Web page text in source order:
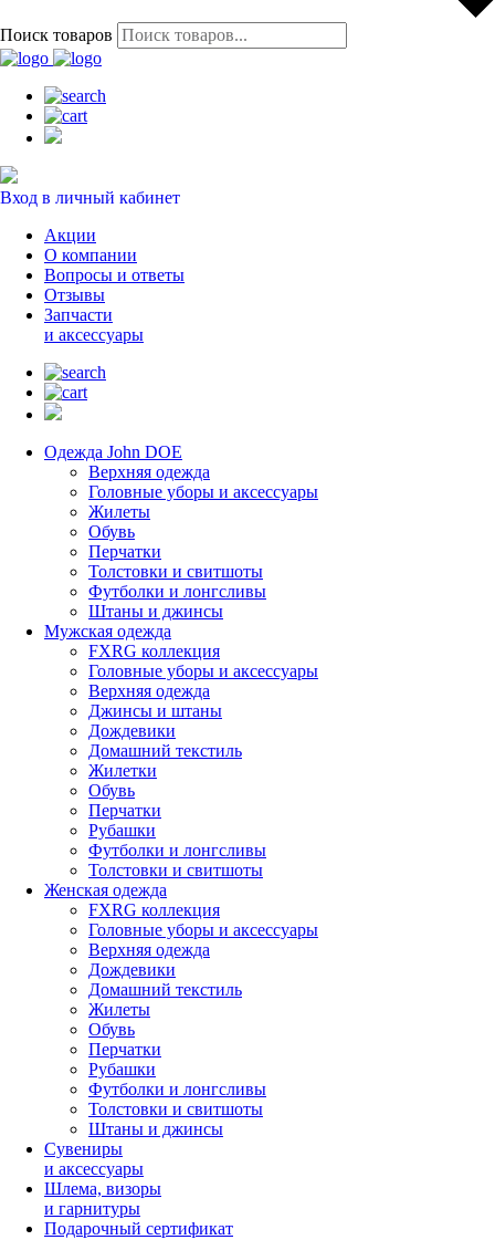
Поиск товаров
Вход в личный кабинет
Акции
О компании
Вопросы и ответы
Отзывы
Запчасти
и аксессуары
Одежда John DOE
Верхняя одежда
Головные уборы и аксессуары
Жилеты
Обувь
Перчатки
Толстовки и свитшоты
Футболки и лонгсливы
Штаны и джинсы
Мужская одежда
FXRG коллекция
Головные уборы и аксессуары
Верхняя одежда
Джинсы и штаны
Дождевики
Домашний текстиль
Жилетки
Обувь
Перчатки
Рубашки
Футболки и лонгсливы
Толстовки и свитшоты
Женская одежда
FXRG коллекция
Головные уборы и аксессуары
Верхняя одежда
Дождевики
Домашний текстиль
Жилеты
Обувь
Перчатки
Рубашки
Футболки и лонгсливы
Толстовки и свитшоты
Штаны и джинсы
Сувениры
и аксессуары
Шлема, визоры
и гарнитуры
Подарочный сертификат